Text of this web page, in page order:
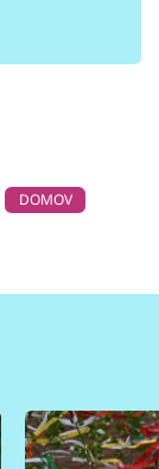
DOMOV